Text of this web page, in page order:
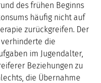
des frühen Beginns
häufig nicht auf
zurückgreifen. Der
die
im Jugendalter,
Beziehungen zu
die Übernahme